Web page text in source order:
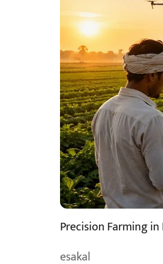
Precision Farming
esakal